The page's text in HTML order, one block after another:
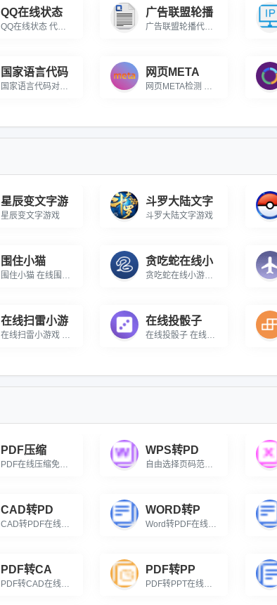
QQ在线状态
QQ在线状态 代码生成器 QQ在线状态可以让你，只要你的QQ在线，客户通过网站就可以直接点击与你对话，即便是陌生人也照样可以，让沟通无距离。Q...
广告联盟轮播
广告联盟轮播代码生成器 ‌广告联盟轮播代码生成器是一款专为广告联盟用户设计的在线工具，旨在帮助用户快速生成高效、定制化的广告轮播代码‌。通过这款工具，用户可以...
国家语言代码
国家语言代码对照表 在线查询各国语言对应的代码
网页META
网页META检测 在线检测网页中的META标签信息检测工具
星辰变文字游
星辰变文字游戏
斗罗大陆文字
斗罗大陆文字游戏
围住小猫
围住小猫 在线围住小猫小游戏
贪吃蛇在线小
贪吃蛇在线小游戏 经典贪吃蛇在线小游戏
在线扫雷小游
在线扫雷小游戏 一款在线扫雷的休闲小游戏
在线投骰子
在线投骰子 在线投骰子小工具
PDF压缩
PDF在线压缩免费，支持自由拖拽调节压缩程度，智能优化体积同时保留文档清晰度与格式。
WPS转PD
自由选择页码范围，支持doc/docx/wps/et格式，批量生成PDF。
CAD转PD
CAD转PDF在线转换免费，可设置输出颜色、背景色、页面大小与输出质量，满足专业图纸打印与分享需求。
WORD转P
Word转PDF在线批量转换免费，支持自由选择页码范围，高质量保持原格式。
PDF转CA
PDF转CAD在线转换免费，支持页码选择、DWG/DXF 输出，可设生成方式、导出指定 AutoCAD 版本。
PDF转PP
PDF转PPT在线转换免费，支持页码自选，一键输出PPT/PPTX双格式演示文稿。